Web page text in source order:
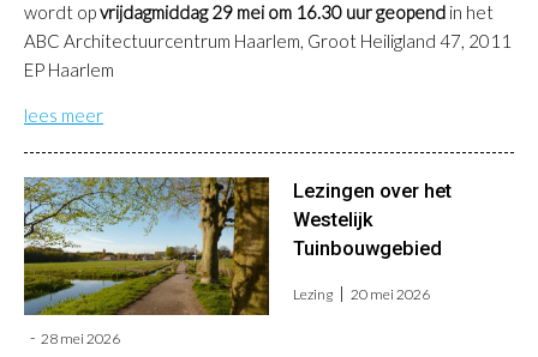
wordt opvrijdagmiddag 29 mei om 16.30 uur geopend in het
ABC Architectuurcentrum Haarlem, Groot Heiligland 47, 2011
EP Haarlem
lees meer
Lezingen over het
Westelijk
Tuinbouwgebied
Lezing 20 mei 2026
28 mei 2026